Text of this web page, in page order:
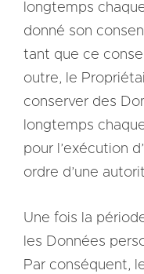
longtemps
donné son
tant que ce
outre, le
conserver des
longtemps
pour l’exécution
ordre d’une
Une fois la
les Données
Par conséquent,